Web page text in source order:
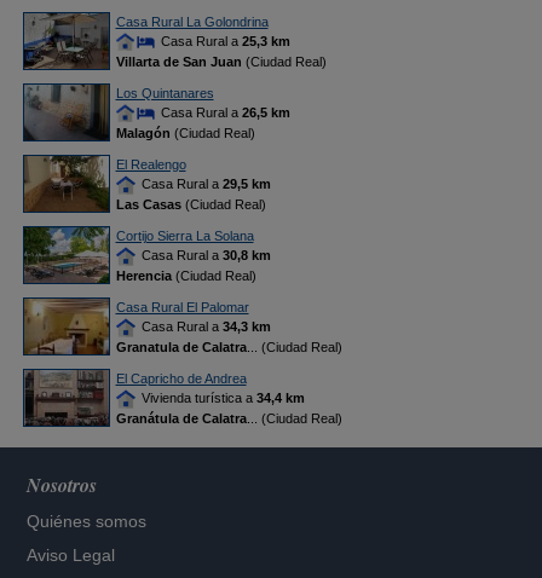
Casa Rural La Golondrina
Casa Rural a 25,3 km
Villarta de San Juan (Ciudad Real)
Los Quintanares
Casa Rural a 26,5 km
Malagón (Ciudad Real)
El Realengo
Casa Rural a 29,5 km
Las Casas(Ciudad Real)
Cortijo Sierra La Solana
Casa Rural a 30,8 km
Herencia(Ciudad Real)
Casa Rural El Palomar
Casa Rural a 34,3 km
Granatula de Calatra... (Ciudad Real)
El Capricho de Andrea
Vivienda turística a 34,4 km
Granátula de Calatra... (Ciudad Real)
Nosotros
Quiénes somos
Aviso Legal